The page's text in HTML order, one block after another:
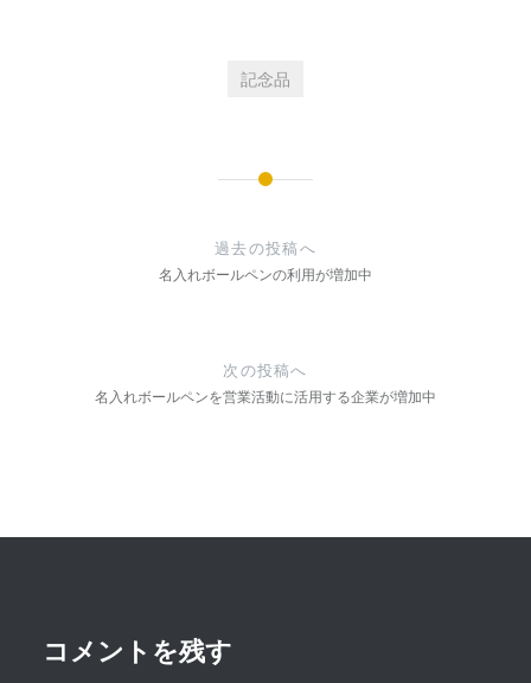
記念品
ン
過去の投稿へ
名入れボールペンの利用が増加中
次の投稿へ
名入れボールペンを営業活動に活用する企業が増加中
コメントを残す